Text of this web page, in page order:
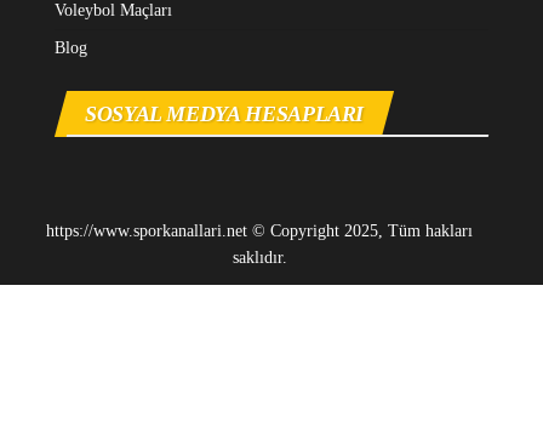
Voleybol Maçları
Blog
SOSYAL MEDYA HESAPLARI
https://www.sporkanallari.net © Copyright 2025, Tüm hakları
saklıdır.